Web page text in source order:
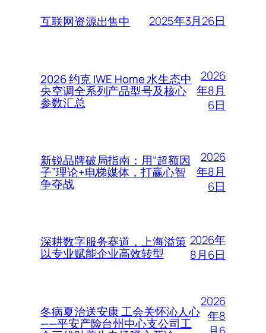
互联网资源出售中 2025年3月26日
2026 约克 IWE Home 水生态中
央空调全系列产品型号及核心
参数汇总
2026
年8月
6日
新锐品牌破局指南：用“超额因
子”理论+电梯媒体，打赢心智
争夺战
2026
年8月
6日
深耕数字服务赛道，上海溢策
以专业赋能企业高效转型
2026年
8月6日
冬病夏治送安康 工会关怀沁人心
——平安产险台州中心支公司工
2026
年8